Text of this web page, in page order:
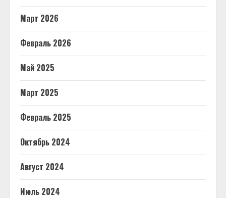
Март 2026
Февраль 2026
Май 2025
Март 2025
Февраль 2025
Октябрь 2024
Август 2024
Июль 2024